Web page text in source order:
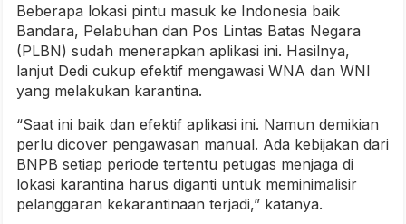
Beberapa lokasi pintu masuk ke Indonesia baik
Bandara, Pelabuhan dan Pos Lintas Batas Negara
(PLBN) sudah menerapkan aplikasi ini. Hasilnya,
lanjut Dedi cukup efektif mengawasi WNA dan WNI
yang melakukan karantina.
“Saat ini baik dan efektif aplikasi ini. Namun demikian
perlu dicover pengawasan manual. Ada kebijakan dari
BNPB setiap periode tertentu petugas menjaga di
lokasi karantina harus diganti untuk meminimalisir
pelanggaran kekarantinaan terjadi,” katanya.